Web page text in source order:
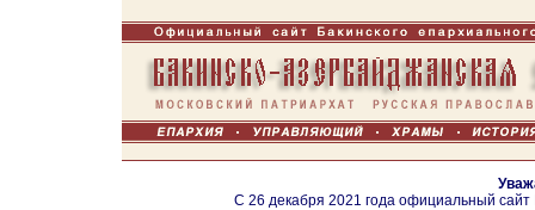
С 26 декабря 2021 года официальный